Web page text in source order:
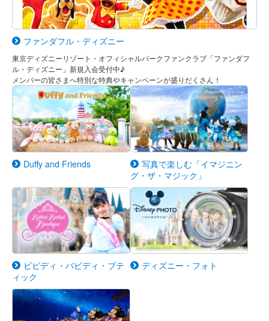
ファンダフル・ディズニー
東京ディズニーリゾート・オフィシャルパークファンクラブ「ファンダフ
ル・ディズニー」新規入会受付中♪
メンバーの皆さまへ特別な特典やキャンペーンが盛りだくさん！
Duffy and Friends
写真で楽しむ「イマジニン
グ・ザ・マジック」
ビビディ・バビディ・ブテ
ィック
ディズニー・フォト